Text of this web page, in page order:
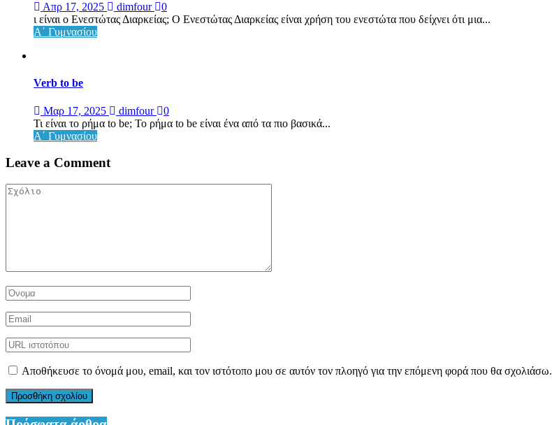
Απρ 17, 2025 dimfour
0
ι είναι ο Ενεστώτας Διαρκείας; Ο Ενεστώτας Διαρκείας είναι χρήση του ενεστώτα που δείχνει ότι μια...
Α΄ Γυμνασίου
Verb to be
Μαρ 17, 2025 dimfour
0
Τι είναι το ρήμα to be; Το ρήμα to be είναι ένα από τα πιο βασικά...
Α΄ Γυμνασίου
Leave a Comment
Αποθήκευσε το όνομά μου, email, και τον ιστότοπο μου σε αυτόν τον πλοηγό για την επόμενη φορά που θα σχολιάσω.